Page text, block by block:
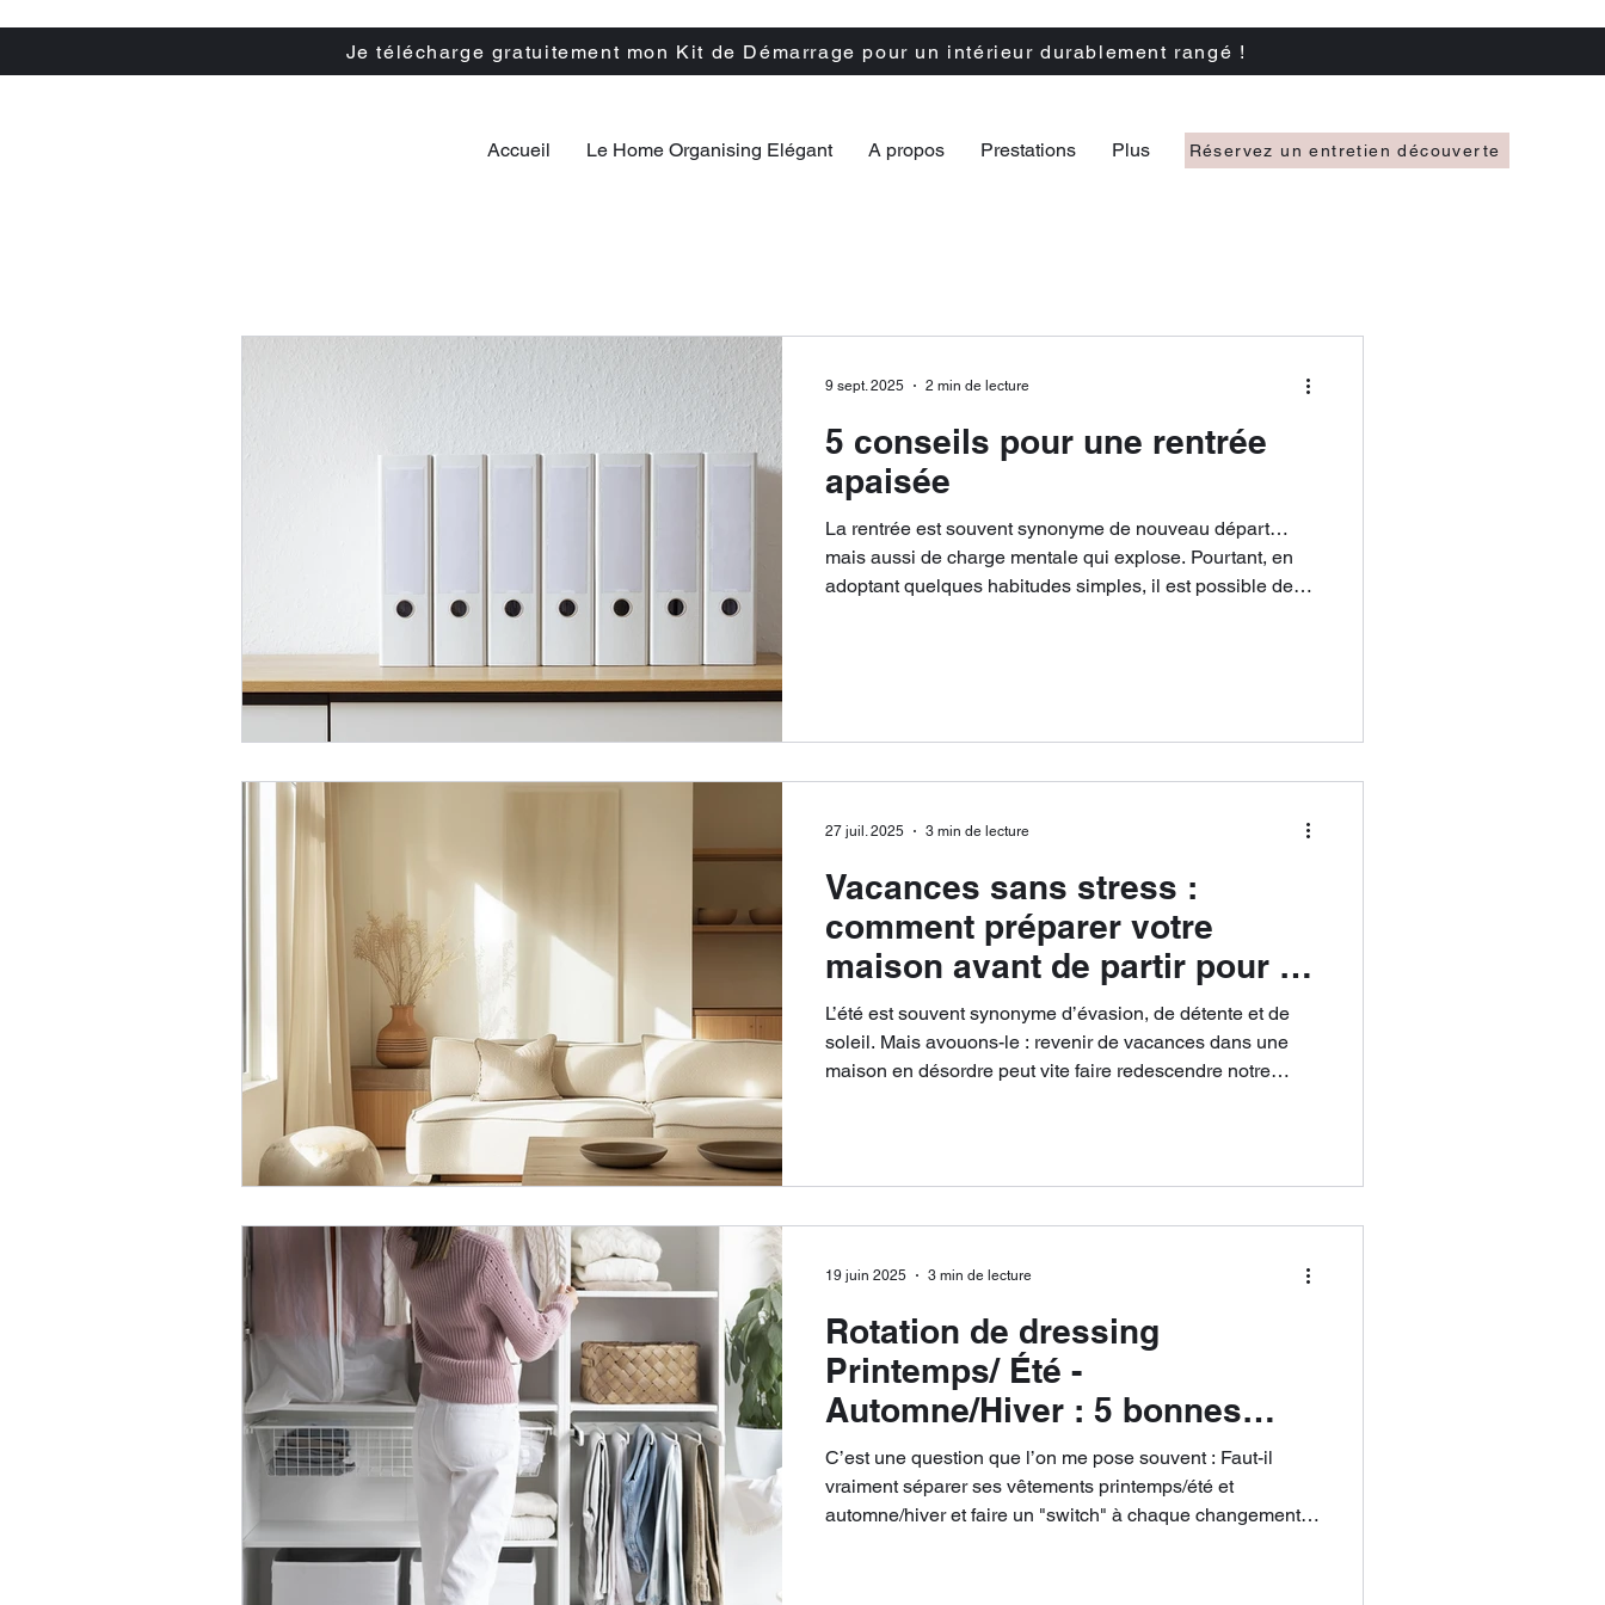
Je télécharge gratuitement mon Kit de Démarrage pour un intérieur durablement rangé !
Accueil Le Home Organising Elégant A propos Prestations Plus Réservez un entretien découverte
5 conseils pour une rentrée
apaisée
La rentrée est souvent synonyme de nouveau départ…
mais aussi de charge mentale qui explose. Pourtant, en
adoptant quelques habitudes simples, il est possible de
9 sept. 2025 2 min de lecture
Vacances sans stress :
comment préparer votre
maison avant de partir pour un
retour serein
L’été est souvent synonyme d’évasion, de détente et de
soleil. Mais avouons-le : revenir de vacances dans une
maison en désordre peut vite faire redescendre notre
27 juil. 2025 3 min de lecture
Rotation de dressing
Printemps/ Été -
Automne/Hiver : 5 bonnes
raisons d’arrêter
C’est une question que l’on me pose souvent : Faut-il
vraiment séparer ses vêtements printemps/été et
automne/hiver et faire un "switch" à chaque changement
19 juin 2025 3 min de lecture